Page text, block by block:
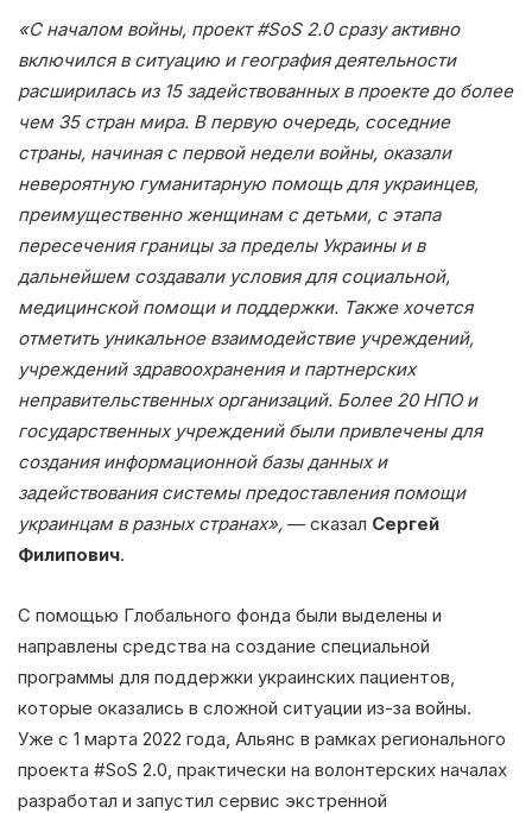
«С началом войны, проект #SoS 2.0 сразу активно
включился в ситуацию и география деятельности
расширилась из 15 задействованных в проекте до более
чем 35 стран мира. В первую очередь, соседние
страны, начиная с первой недели войны, оказали
невероятную гуманитарную помощь для украинцев,
преимущественно женщинам с детьми, с этапа
пересечения границы за пределы Украины и в
дальнейшем создавали условия для социальной,
медицинской помощи и поддержки. Также хочется
отметить уникальное взаимодействие учреждений,
учреждений здравоохранения и партнерских
неправительственных организаций. Более 20 НПО и
государственных учреждений были привлечены для
создания информационной базы данных и
задействования системы предоставления помощи
украинцам в разных странах», — сказал Сергей
Филипович.
С помощью Глобального фонда были выделены и
направлены средства на создание специальной
программы для поддержки украинских пациентов,
которые оказались в сложной ситуации из-за войны.
Уже с 1 марта 2022 года, Альянс в рамках регионального
проекта #SoS 2.0, практически на волонтерских началах
разработал и запустил сервис экстренной